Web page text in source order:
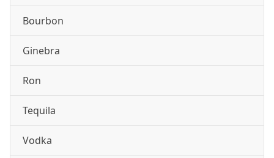
Bourbon
Ginebra
Ron
Tequila
Vodka